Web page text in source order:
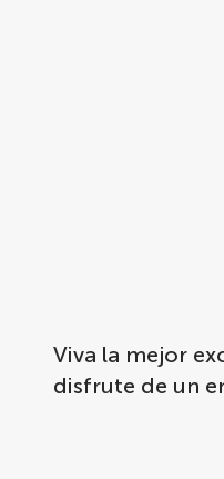
Viva la mejor
disfrute de un